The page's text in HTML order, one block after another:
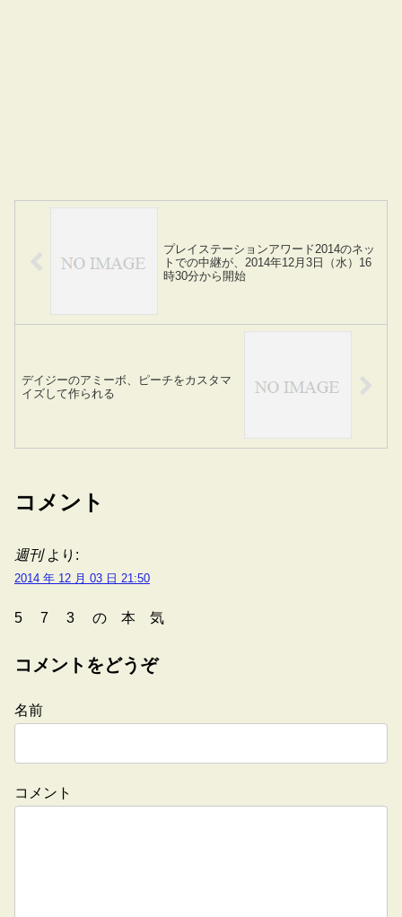
プレイステーションアワード2014のネッ
トでの中継が、2014年12月3日（水）16
時30分から開始
デイジーのアミーボ、ピーチをカスタマ
イズして作られる
コメント
週刊 より:
2014 年 12 月 03 日 21:50
5 7 3 の 本 気
コメントをどうぞ
名前
コメント